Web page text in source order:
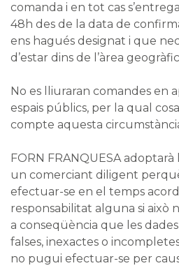
comanda i en tot cas
48h des de la data de
ens hagués designat i que
d’estar dins de l’àrea
No es lliuraran comandes en
espais públics, per la qual
compte aquesta
FORN FRANQUESA adoptarà
un comerciant diligent
efectuar-se en el temps
responsabilitat alguna si això
a conseqüència que les
falses, inexactes o
no pugui efectuar-se per